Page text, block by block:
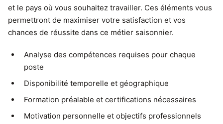
et le pays où vous souhaitez travailler. Ces éléments vous
permettront de maximiser votre satisfaction et vos
chances de réussite dans ce métier saisonnier.
Analyse des compétences requises pour chaque
poste
Disponibilité temporelle et géographique
Formation préalable et certifications nécessaires
Motivation personnelle et objectifs professionnels